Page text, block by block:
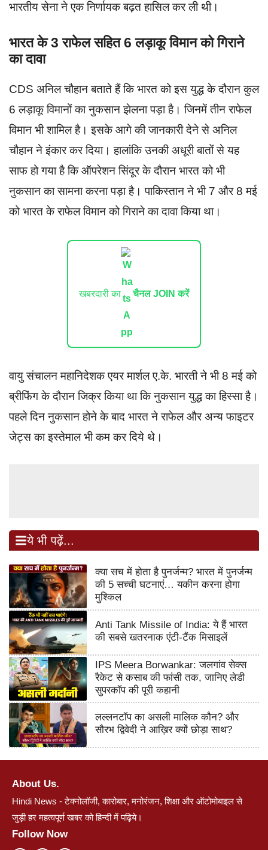
भारतीय सेना ने एक निर्णायक बढ़त हासिल कर ली थी।
भारत के 3 राफेल सहित 6 लड़ाकू विमान को गिराने
का दावा
CDS अनिल चौहान बताते हैं कि भारत को इस युद्ध के दौरान कुल
6 लड़ाकू विमानों का नुकसान झेलना पड़ा है। जिनमें तीन राफेल
विमान भी शामिल है। इसके आगे की जानकारी देने से अनिल
चौहान ने इंकार कर दिया। हालांकि उनकी अधूरी बातों से यह
साफ हो गया है कि ऑपरेशन सिंदूर के दौरान भारत को भी
नुकसान का सामना करना पड़ा है। पाकिस्तान ने भी 7 और 8 मई
को भारत के राफेल विमान को गिराने का दावा किया था।
खबरदारी का चैनल JOIN करें
वायु संचालन महानिदेशक एयर मार्शल ए.के. भारती ने भी 8 मई को
ब्रीफिंग के दौरान जिक्र किया था कि नुकसान युद्ध का हिस्सा है।
पहले दिन नुकसान होने के बाद भारत ने राफेल और अन्य फाइटर
जेट्स का इस्तेमाल भी कम कर दिये थे।
ये भी पढ़ें...
क्या सच में होता है पुनर्जन्म? भारत में पुनर्जन्म
की 5 सच्ची घटनाएं… यकीन करना होगा
मुश्किल
Anti Tank Missile of India: ये हैं भारत
की सबसे खतरनाक एंटी-टैंक मिसाइलें
IPS Meera Borwankar: जलगांव सेक्स
रैकेट से कसाब की फांसी तक, जानिए लेडी
सुपरकॉप की पूरी कहानी
लल्लनटॉप का असली मालिक कौन? और
सौरभ द्विवेदी ने आख़िर क्यों छोड़ा साथ?
About Us.
Hindi News - टेक्नोलॉजी, कारोबार, मनोरंजन, शिक्षा और ऑटोमोबाइल से
जुड़ी हर महत्वपूर्ण खबर को हिन्दी में पढ़िये।
Follow Now